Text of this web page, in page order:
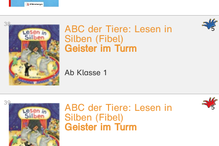
ABC der Tiere: Lesen in
Silben (Fibel)
Geister im Turm
Ab Klasse 1
ABC der Tiere: Lesen in
Silben (Fibel)
Geister im Turm